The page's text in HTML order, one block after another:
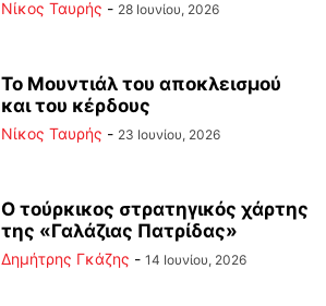
Νίκος Ταυρής - 28 Ιουνίου, 2026
Το Μουντιάλ του αποκλεισμού
και του κέρδους
Νίκος Ταυρής - 23 Ιουνίου, 2026
Ο τούρκικος στρατηγικός χάρτης
της «Γαλάζιας Πατρίδας»
Δημήτρης Γκάζης - 14 Ιουνίου, 2026